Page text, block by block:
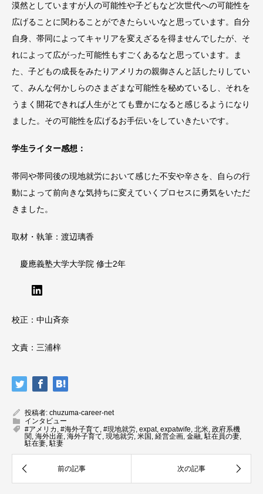
漠然としていますが人の可能性や子どもなど次世代への可能性を
広げることに関わることができたらいいなと思っています。自分
自身、帯同によってキャリアを変えざるを得ませんでしたが、そ
れによって広がった可能性もすごくあるなと思っています。ま
た、子どもの成長をみたりアメリカの親御さんと話したりしてい
て、みんな何かしらのさまざまな可能性を秘めているし、それを
うまく開花できれば人生がとても豊かになると感じるようになり
ました。その可能性を広げるお手伝いをしていきたいです。
学生ライター感想：
帯同や帯同後の現地就労において感じた不安や辛さを、自らの行
動によって前向きな気持ちに変えていくプロセスに勇気をいただ
きました。
取材・執筆：渡辺璃香
慶應義塾大学大学院 修士2年
LinkedIn
校正：中山斉奈
文責：三浦梓
投稿者: chuzuma-career-net
インタビュー
#アメリカ , #海外子育て, #現地就労, expat, expatwife, 北米, 政府系機
関, 海外出産, 海外子育て, 現地就労, 米国 , 経営企画, 金融,駐在員の妻,
駐在妻,駐妻